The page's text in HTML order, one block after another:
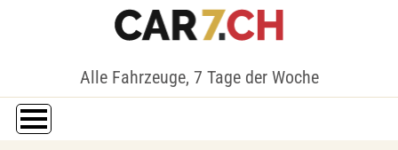
Alle Fahrzeuge, 7 Tage der Woche